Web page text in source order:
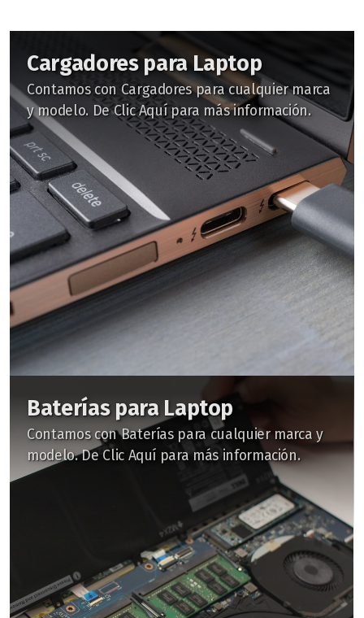
Cargadores para Laptop
Contamos con Cargadores para cualquier marca
y modelo. De Clic Aquí para más información.
Baterías para Laptop
Contamos con Baterías para cualquier marca y
modelo. De Clic Aquí para más información.